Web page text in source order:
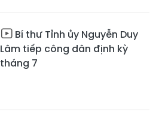
Bí thư Tỉnh ủy Nguyễn Duy
Lâm tiếp công dân định kỳ
tháng 7